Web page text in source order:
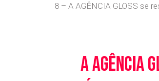
8 – A AGÊNCIA GLOSS se
A Agência